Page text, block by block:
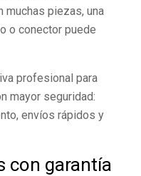
muchas piezas, una
o conector puede
profesional para
mayor seguridad:
envíos rápidos y
con garantía